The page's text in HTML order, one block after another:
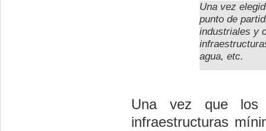
Una vez
punto de
industriales y
agua, etc.
Una vez que los
infraestructuras